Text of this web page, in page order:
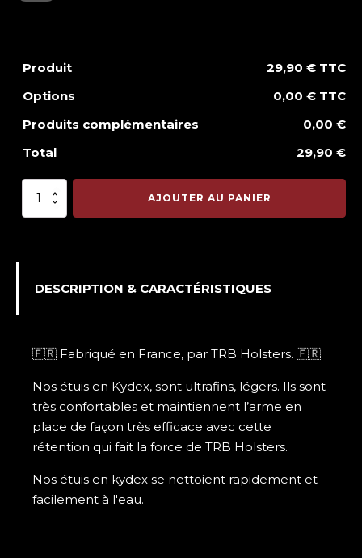
Produit
29,90 € TTC
Options
0,00 € TTC
Produits complémentaires
0,00 €
Total
29,90 €
quantité
AJOUTER AU PANIER
DESCRIPTION & CARACTÉRISTIQUES
🇫🇷 Fabriqué en France, par TRB Holsters. 🇫🇷
Nos étuis en Kydex, sont ultrafins, légers. Ils sont
très confortables et maintiennent l’arme en
place de façon très efficace avec cette
rétention qui fait la force de TRB Holsters.
Nos étuis en kydex se nettoient rapidement et
facilement à l'eau.